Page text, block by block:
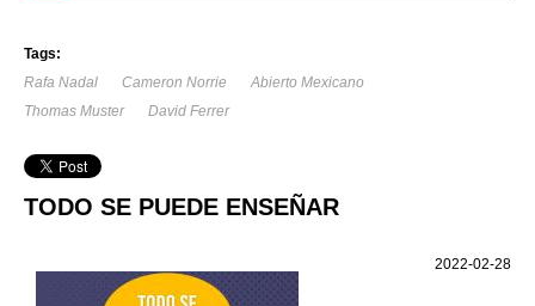
Tags:
Rafa Nadal
Cameron Norrie
Abierto Mexicano
Thomas Muster
David Ferrer
TODO SE PUEDE ENSEÑAR
2022-02-28